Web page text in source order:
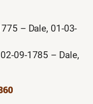
– Dale, 01-03-
09-1785 – Dale,